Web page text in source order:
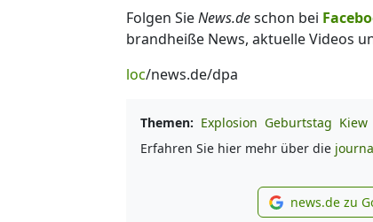
Folgen SieNews.deschon bei
brandheiße News, aktuelle Videos
loc/news.de/dpa
Themen: Explosion Geburtstag Kiew
Erfahren Sie hier mehr über die
news.de zu